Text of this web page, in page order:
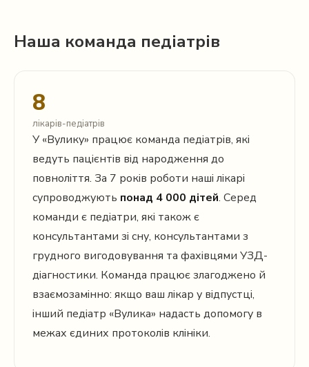
Наша команда педіатрів
8
лікарів-педіатрів
У «Вулику» працює команда педіатрів, які
ведуть пацієнтів від народження до
повноліття. За 7 років роботи наші лікарі
супроводжують понад 4 000 дітей. Серед
команди є педіатри, які також є
консультантами зі сну, консультантами з
грудного вигодовування та фахівцями УЗД-
діагностики. Команда працює злагоджено й
взаємозамінно: якщо ваш лікар у відпустці,
інший педіатр «Вулика» надасть допомогу в
межах єдиних протоколів клініки.